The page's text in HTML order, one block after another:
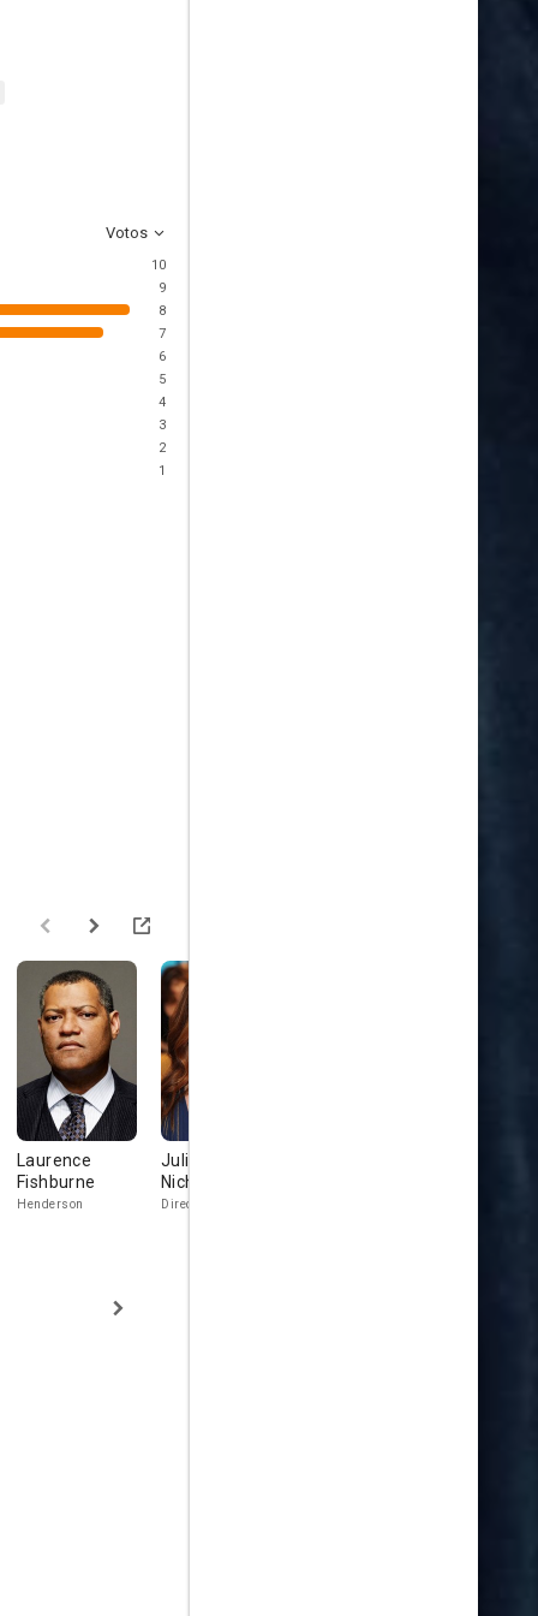
Votos
10
9
8
7
6
5
4
3
2
1
Laurence
Fishburne
Henderson
Julianne
Nicholson
Director O'Brien